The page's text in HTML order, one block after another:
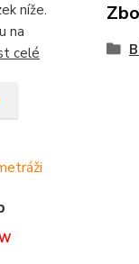
níže.
na
celé